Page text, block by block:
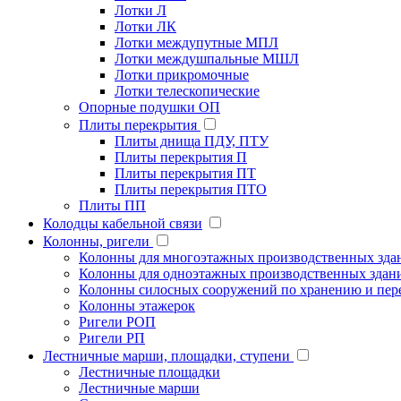
Лотки Л
Лотки ЛК
Лотки междупутные МПЛ
Лотки междушпальные МШЛ
Лотки прикромочные
Лотки телескопические
Опорные подушки ОП
Плиты перекрытия
Плиты днища ПДУ, ПТУ
Плиты перекрытия П
Плиты перекрытия ПТ
Плиты перекрытия ПТО
Плиты ПП
Колодцы кабельной связи
Колонны, ригели
Колонны для многоэтажных производственных
Колонны для одноэтажных производственных
Колонны силосных сооружений по хранению и
Колонны этажерок
Ригели РОП
Ригели РП
Лестничные марши, площадки, ступени
Лестничные площадки
Лестничные марши